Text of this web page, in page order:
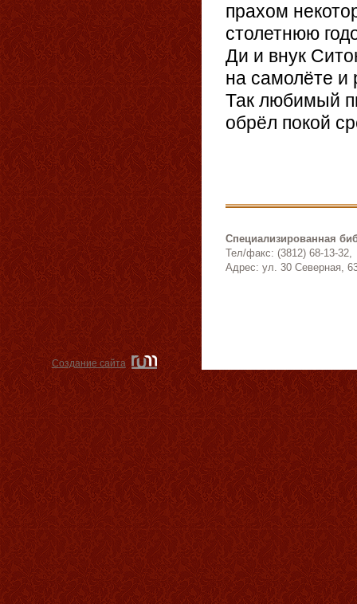
прахом
столетнюю
Ди и внук
на самолёте и
Так любимый
обрёл покой
Специализированная
Тел/факс: (3812) 68-13-32,
Адрес: ул. 30 Северная,
Создание сайта